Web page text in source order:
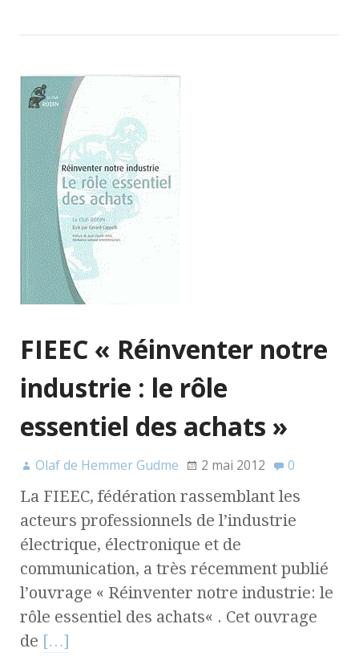
FIEEC « Réinventer notre
industrie : le rôle
essentiel des achats »
Olaf de Hemmer Gudme 2 mai 2012 0
La FIEEC, fédération rassemblant les
acteurs professionnels de l’industrie
électrique, électronique et de
communication, a très récemment publié
l’ouvrage « Réinventer notre industrie: le
rôle essentiel des achats« . Cet ouvrage
de […]